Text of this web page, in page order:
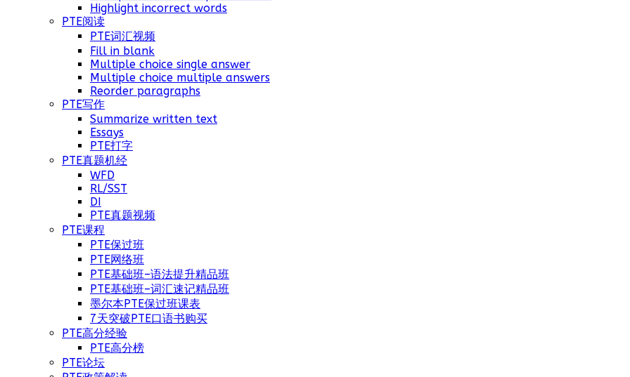
Highlight incorrect words
PTE阅读
PTE词汇视频
Fill in blank
Multiple choice single answer
Multiple choice multiple answers
Reorder paragraphs
PTE写作
Summarize written text
Essays
PTE打字
PTE真题机经
WFD
RL/SST
DI
PTE真题视频
PTE课程
PTE保过班
PTE网络班
PTE基础班–语法提升精品班
PTE基础班–词汇速记精品班
墨尔本PTE保过班课表
7天突破PTE口语书购买
PTE高分经验
PTE高分榜
PTE论坛